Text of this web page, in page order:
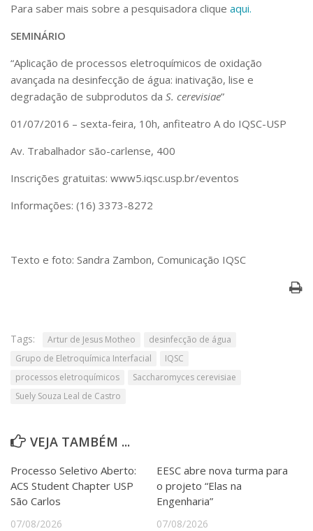
Para saber mais sobre a pesquisadora clique aqui.
SEMINÁRIO
“Aplicação de processos eletroquímicos de oxidação
avançada na desinfecção de água: inativação, lise e
degradação de subprodutos da S. cerevisiae”
01/07/2016 – sexta-feira, 10h, anfiteatro A do IQSC-USP
Av. Trabalhador são-carlense, 400
Inscrições gratuitas: www5.iqsc.usp.br/eventos
Informações: (16) 3373-8272
Texto e foto: Sandra Zambon, Comunicação IQSC
Tags: Artur de Jesus Motheo
desinfecção de água
Grupo de Eletroquímica Interfacial
IQSC
processos eletroquímicos
Saccharomyces cerevisiae
Suely Souza Leal de Castro
VEJA TAMBÉM ...
Processo Seletivo Aberto:
ACS Student Chapter USP
São Carlos
07/08/2026
EESC abre nova turma para
o projeto “Elas na
Engenharia”
07/08/2026